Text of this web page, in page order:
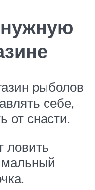
рыболов
себе,
от снасти.
ловить